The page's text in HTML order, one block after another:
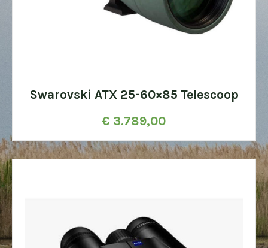
Swarovski ATX 25-60×85 Telescoop
€ 3.789,00